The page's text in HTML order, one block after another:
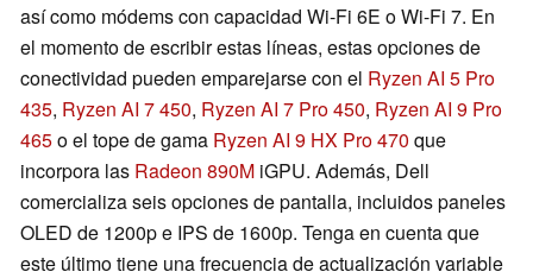
así como módems con capacidad Wi-Fi 6E o Wi-Fi 7. En
el momento de escribir estas líneas, estas opciones de
conectividad pueden emparejarse con el Ryzen AI 5 Pro
435, Ryzen AI 7 450, Ryzen AI 7 Pro 450, Ryzen AI 9 Pro
465o el tope de gama Ryzen AI 9 HX Pro 470 que
incorpora las Radeon 890M iGPU. Además, Dell
comercializa seis opciones de pantalla, incluidos paneles
OLED de 1200p e IPS de 1600p. Tenga en cuenta que
este último tiene una frecuencia de actualización variable